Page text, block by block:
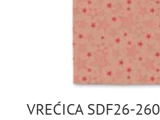
VREĆICA SDF26-